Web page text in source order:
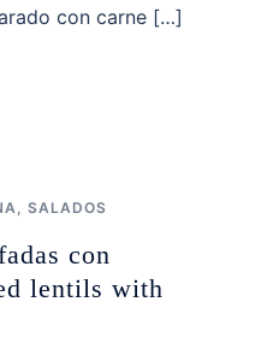
con carne […]
, SALADOS
con
lentils with